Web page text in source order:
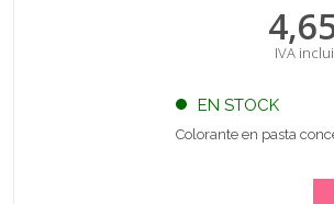
IVA
EN STOCK
Colorante en pasta